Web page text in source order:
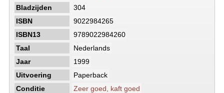
Bladzijden
304
ISBN
9022984265
ISBN13
9789022984260
Taal
Nederlands
Jaar
1999
Uitvoering
Paperback
Conditie
Zeer goed, kaft goed